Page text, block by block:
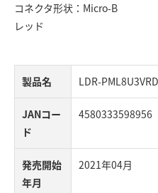
コネクタ形状：Micro-B
レッド
製品名 LDR-PML8U3VRD
JANコー
ド
4580333598956
発売開始
年月
2021年04月